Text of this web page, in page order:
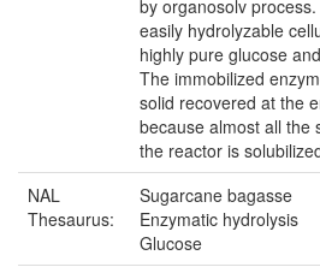
by organosolv
easily hydrolyzable
highly pure glucose
The immobilized
solid recovered at the
because almost all the
the reactor is
NAL
Thesaurus:
Sugarcane bagasse
Enzymatic hydrolysis
Glucose